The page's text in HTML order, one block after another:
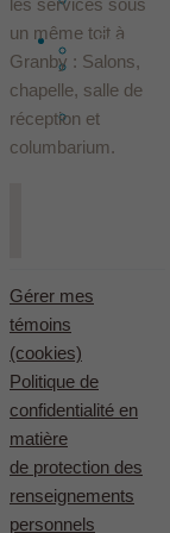
Évaluation
Dans les
Français
English
les services sous
un même toit à
Granby : Salons,
chapelle, salle de
réception et
columbarium.
Gérer mes
témoins
(cookies)
Politique de
confidentialité en
matière
de protection des
renseignements
personnels